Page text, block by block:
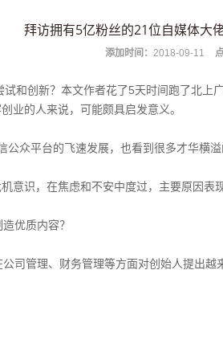
拜访拥有5亿粉丝的21位自媒体大
添加时间： 2018-09-11
和创新？本文作者花了5天时间跑了北
业的人来说，可能颇具启发意义。
众平台的飞速发展，也看到很多才华横
意识，在焦虑和不安中度过，主要原因表现
优质内容？
司管理、财务管理等方面对创始人提出越